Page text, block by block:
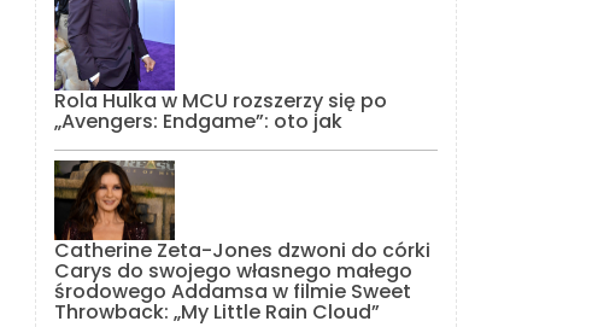
Rola Hulka w MCU rozszerzy się po
„Avengers: Endgame”: oto jak
Catherine Zeta-Jones dzwoni do córki
Carys do swojego własnego małego
środowego Addamsa w filmie Sweet
Throwback: „My Little Rain Cloud”